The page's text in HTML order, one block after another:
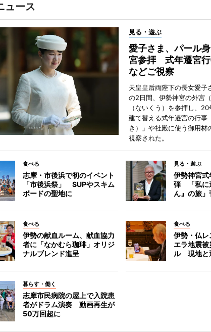
ュース
見る・遊ぶ
愛子さま、パール
宮参拝 式年遷宮行
などご視察
天皇皇后両陛下の長女愛子
の2日間、伊勢神宮の外宮
（ないくう）を参拝し、
建て替える式年遷宮の行事
き）」や社殿に使う御用材
視察された。
食べる
志摩・市後浜で初のイベント
「市後浜祭」 SUPやスキム
ボードの聖地に
見る・遊ぶ
伊勢神宮
弾 「私に
ん』の旅」
食べる
伊勢の献血ルーム、献血協力
者に「なかむら珈琲」オリジ
ナルブレンド進呈
食べる
伊勢・仏
エラ地震
ル 現地と
暮らす・働く
志摩市民病院の屋上で入院患
者がドラム演奏 動画再生が
50万回超に